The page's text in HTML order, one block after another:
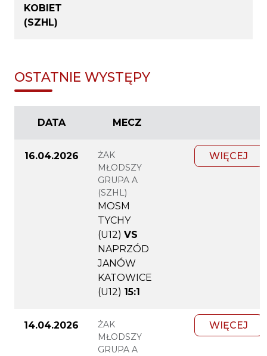
KOBIET
(SZHL)
OSTATNIE WYSTĘPY
DATA MECZ
16.04.2026
ŻAK
MŁODSZY
GRUPA A
(SZHL)
MOSM
TYCHY
(U12) VS
NAPRZÓD
JANÓW
KATOWICE
(U12) 15:1
WIĘCEJ
14.04.2026
ŻAK
MŁODSZY
GRUPA A
WIĘCEJ